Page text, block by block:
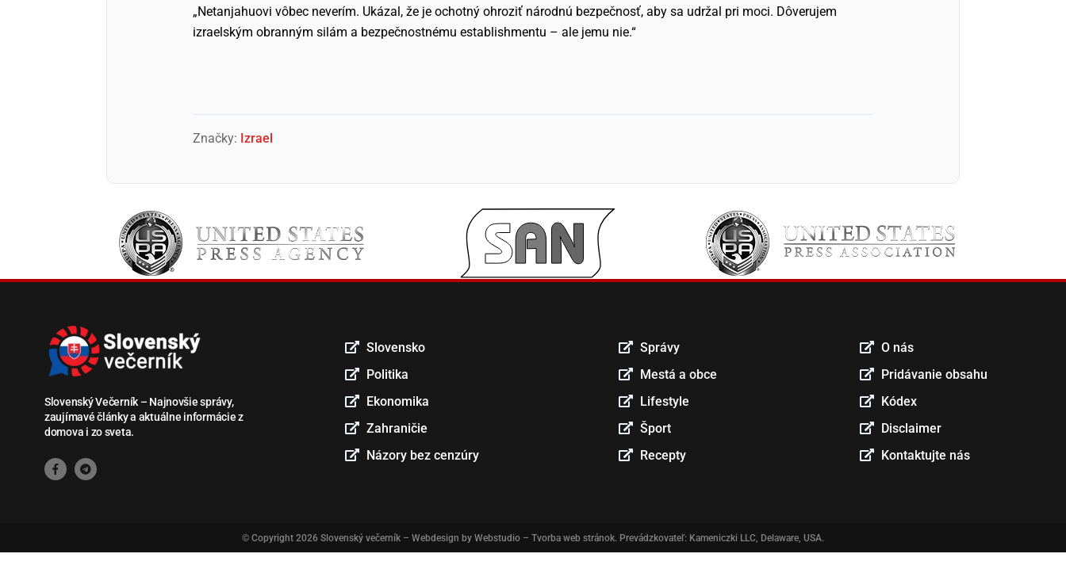
„Netanjahuovi vôbec neverím. Ukázal, že je ochotný ohroziť národnú bezpečnosť, aby sa udržal pri moci. Dôverujem
izraelským obranným silám a bezpečnostnému establishmentu – ale jemu nie.“
Značky: Izrael
Slovenský Večerník – Najnovšie správy,
zaujímavé články a aktuálne informácie z
domova i zo sveta.
Slovensko
Politika
Ekonomika
Zahraničie
Názory bez cenzúry
Správy
Mestá a obce
Lifestyle
Šport
Recepty
O nás
Pridávanie obsahu
Kódex
Disclaimer
Kontaktujte nás
© Copyright 2026 Slovenský večerník – Webdesign by Webstudio – Tvorba web stránok. Prevádzkovateľ: Kameniczki LLC, Delaware, USA.